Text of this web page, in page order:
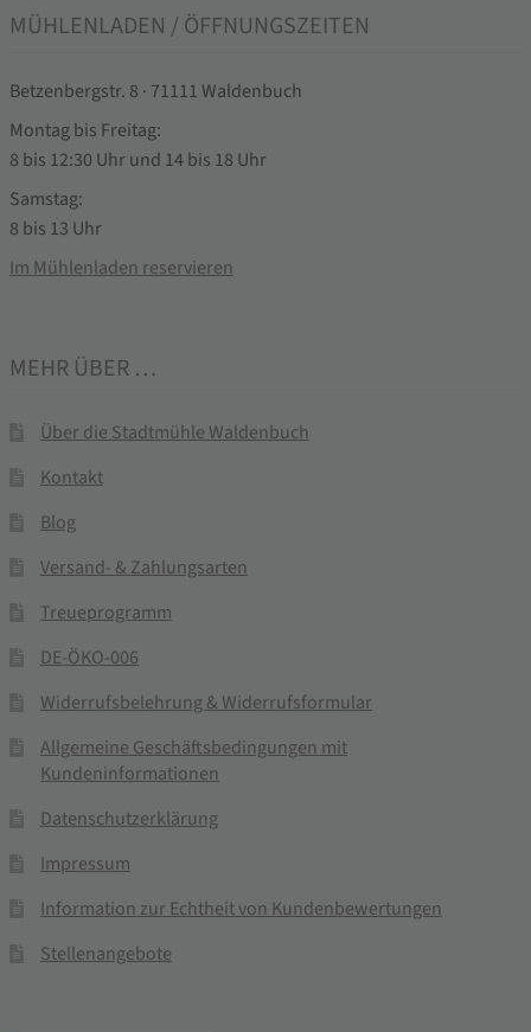
MÜHLENLADEN / ÖFFNUNGSZEITEN
Betzenbergstr. 8 · 71111 Waldenbuch
Montag bis Freitag:
8 bis 12:30 Uhr und 14 bis 18 Uhr
Samstag:
8 bis 13 Uhr
Im Mühlenladen reservieren
MEHR ÜBER …
Über die Stadtmühle Waldenbuch
Kontakt
Blog
Versand- & Zahlungsarten
Treueprogramm
DE-ÖKO-006
Widerrufsbelehrung & Widerrufsformular
Allgemeine Geschäftsbedingungen mit
Kundeninformationen
Datenschutzerklärung
Impressum
Information zur Echtheit von Kundenbewertungen
Stellenangebote